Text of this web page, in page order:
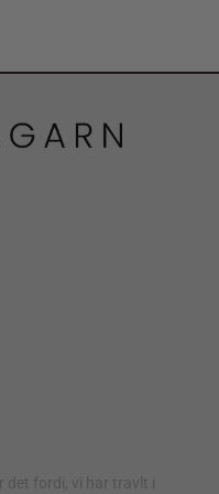
det fordi, vi har travlt i